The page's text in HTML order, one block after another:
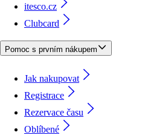
itesco.cz
Clubcard
Pomoc s prvním nákupem
Jak nakupovat
Registrace
Rezervace času
Oblíbené